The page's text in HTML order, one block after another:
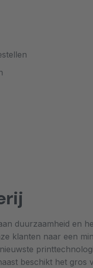
duurzaamheid en
klanten naar een
beschikt het gros